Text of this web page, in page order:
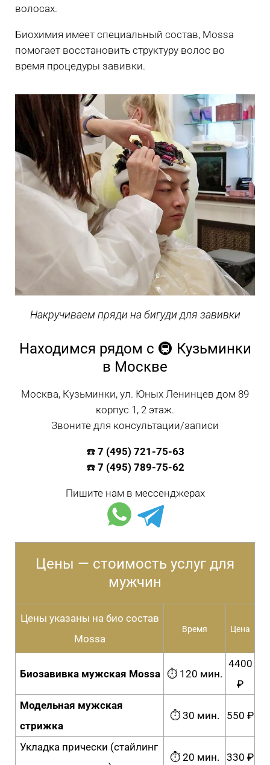
волосах.
Биохимия имеет специальный состав, Mossa
помогает восстановить структуру волос во
время процедуры завивки.
Накручиваем пряди на бигуди для завивки
Находимся рядом с 🚇 Кузьминки
в Москве
Москва, Кузьминки, ул. Юных Ленинцев дом 89
корпус 1, 2 этаж.
Звоните для консультации/записи
☎️ 7 (495) 721-75-63
☎️ 7 (495) 789-75-62
Пишите нам в мессенджерах
Цены — стоимость услуг для
мужчин
Цены указаны на био состав
Mossa
Время Цена
Биозавивка мужская Mossa ⏱ 120 мин.
4400
₽
Модельная мужская
стрижка
⏱ 30 мин. 550 ₽
Укладка прически (стайлинг
⏱ 20 мин. 330 ₽